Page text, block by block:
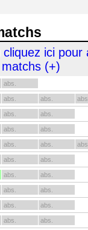
cliquez ici pour
matchs (+)
abs.
abs. abs.
abs. abs.
abs. abs.
abs. abs.
abs. abs.
abs. abs.
abs. abs.
abs. abs.
abs. abs.